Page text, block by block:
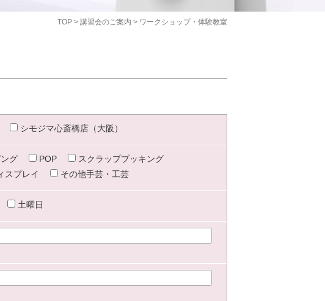
TOP > 講習会のご案内 > ワークショップ・体験教室
シモジマ心斎橋店（大阪）
グ POP
スクラップブッキング
スプレイ その他手芸・工芸
土曜日